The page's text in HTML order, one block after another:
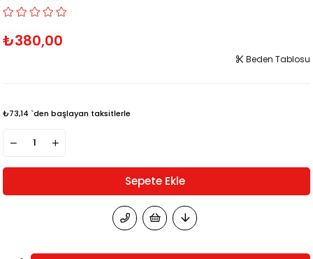
₺380,00
Beden Tablosu
₺73,14 `den başlayan taksitlerle